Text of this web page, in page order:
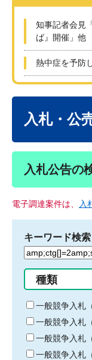
知事記者会見
ば』開催」他
熱中症を予防
入札・公
入札公告の
電子調達案件は、 入
キーワード検索
検
る
キ
ー
ワ
ー
ド
種類
一般競争入札
一般競争入札
一般競争入札
一般競争入札